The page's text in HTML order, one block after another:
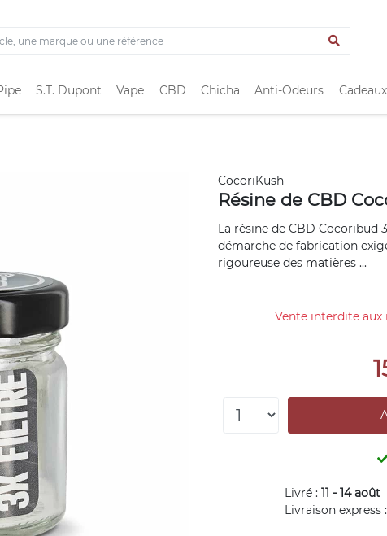
S.T. Dupont Vape CBD Chicha Anti-Odeurs Cadeaux
CocoriKush
Résine de CBD
La résine de CBD Cocoribud
démarche de fabrication
rigoureuse des matières ...
Vente interdite aux
Livré :11 - 14 août
Livraison express